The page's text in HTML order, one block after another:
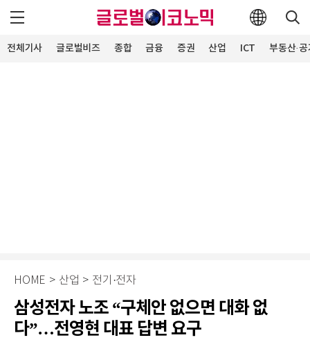
전체기사 글로벌비즈 종합 금융 증권 산업 ICT 부동산·
HOME > 산업 > 전기·전자
삼성전자 노조 “구체안 없으면 대화 없
다”…전영현 대표 답변 요구